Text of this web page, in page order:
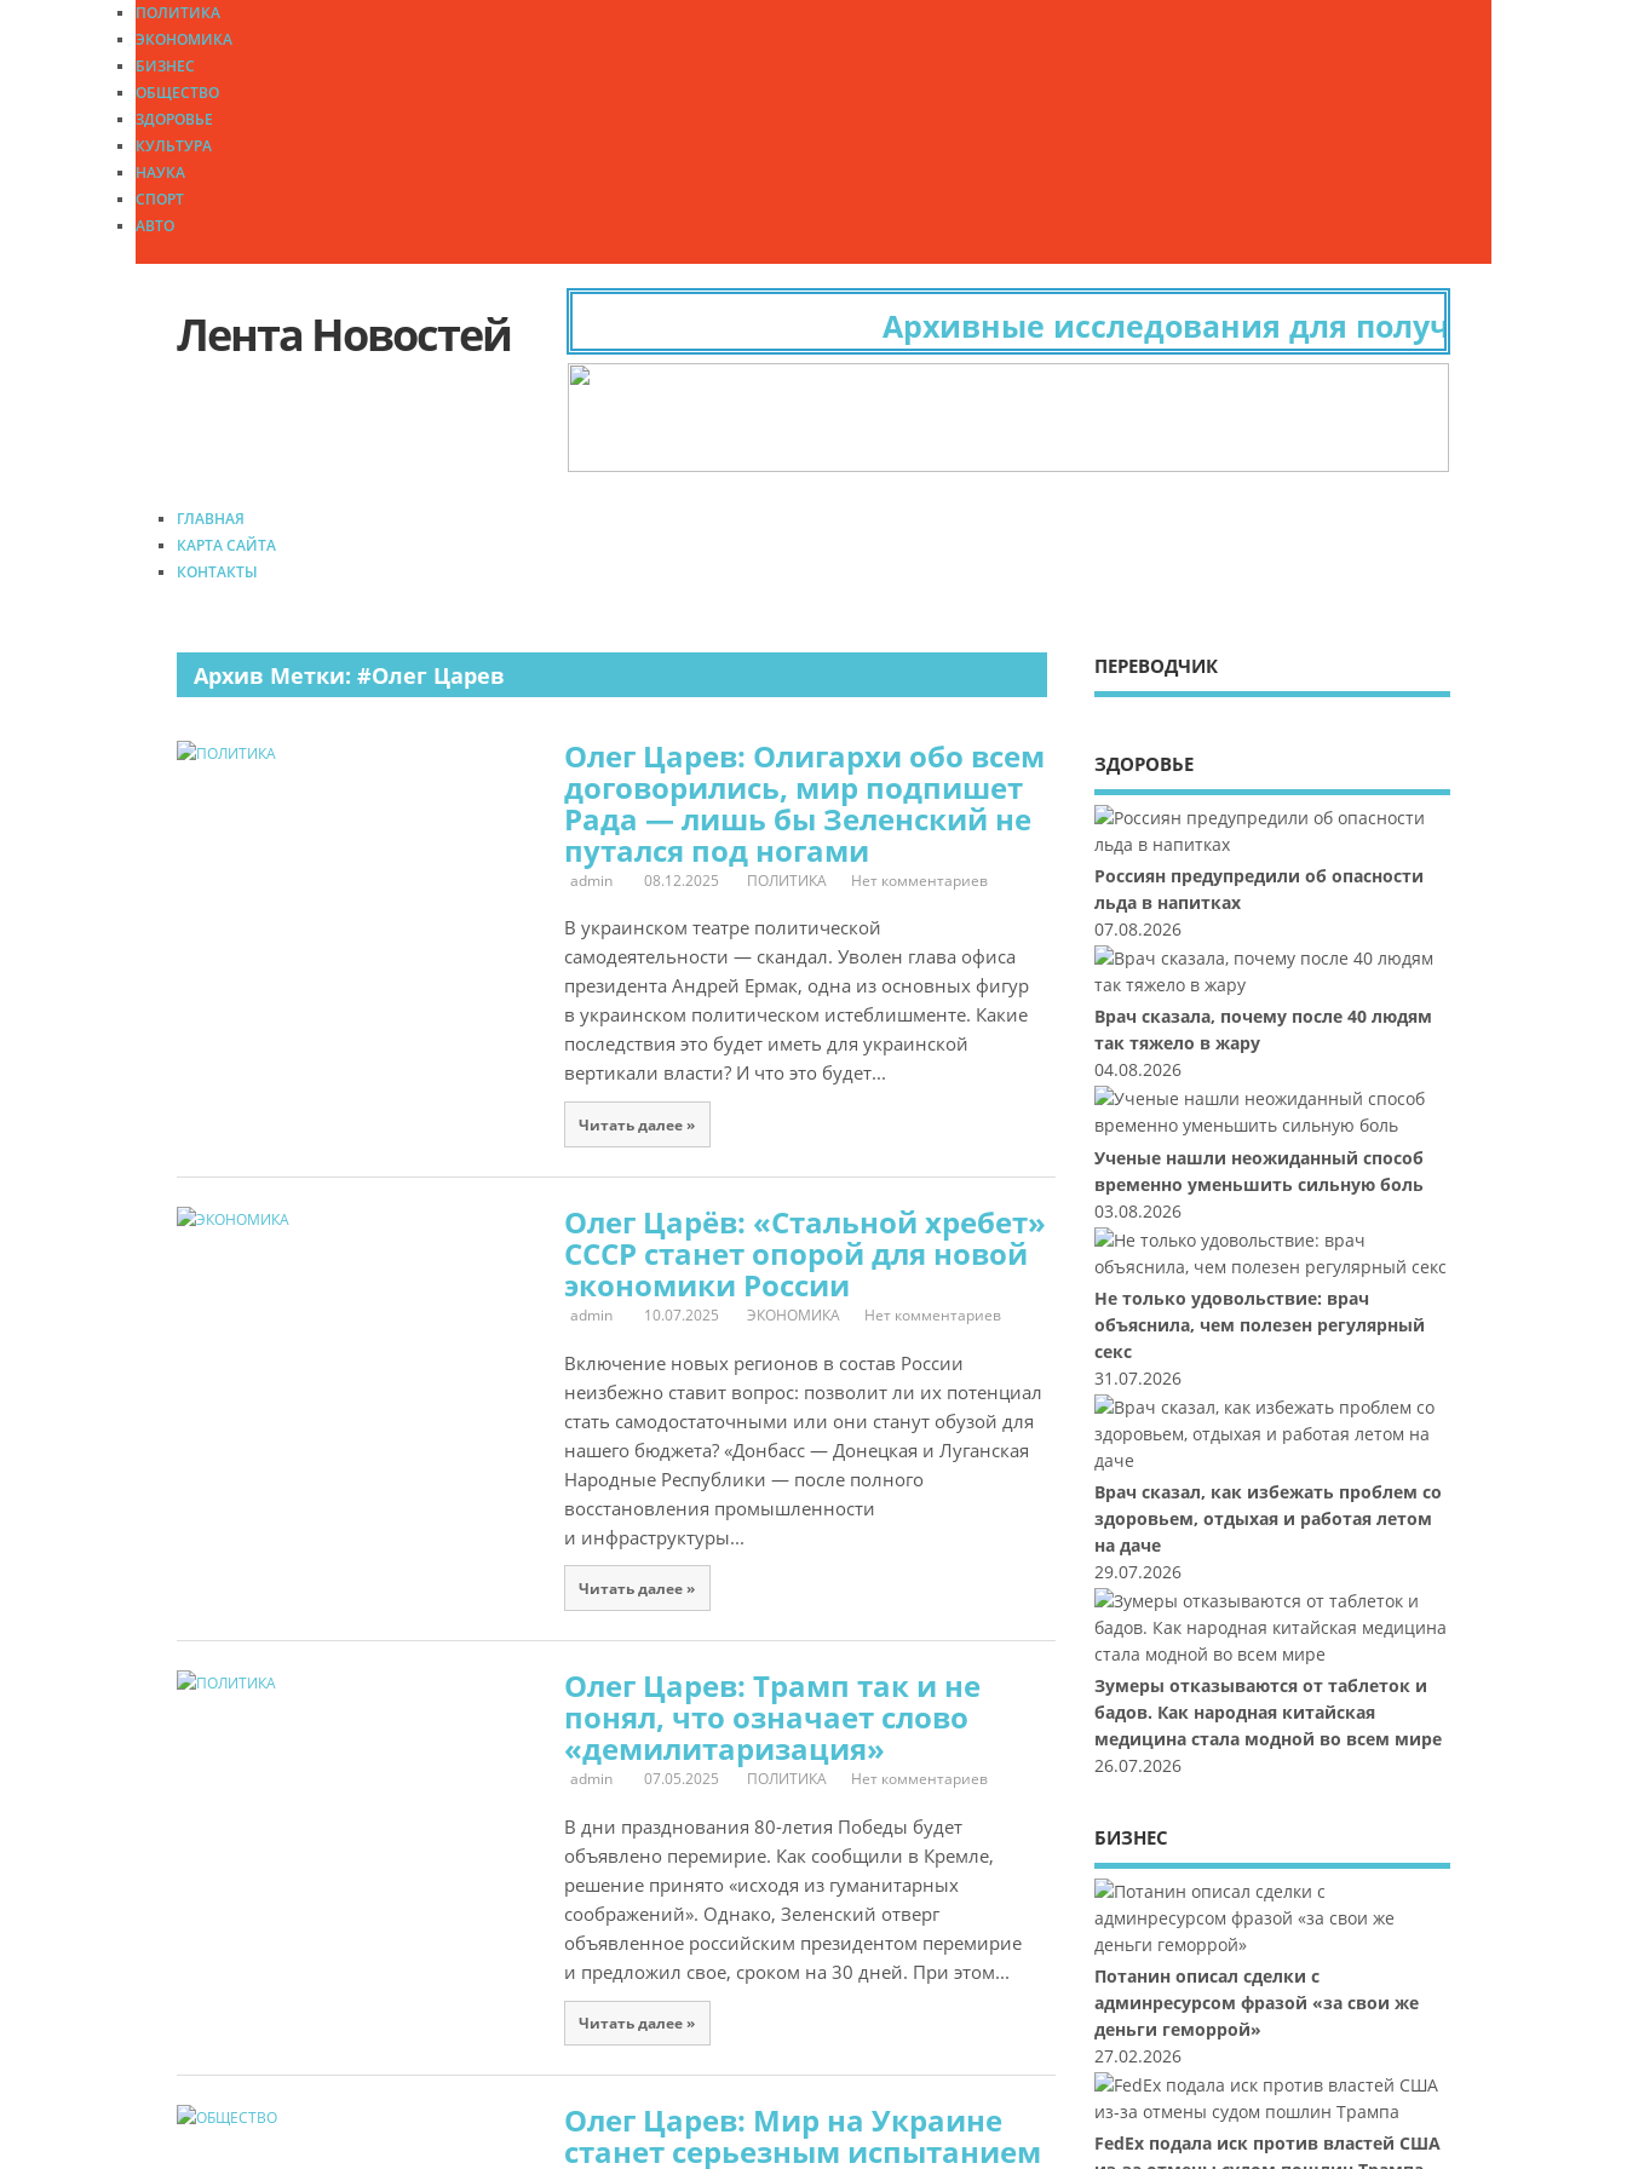
ПОЛИТИКА
ЭКОНОМИКА
БИЗНЕС
ОБЩЕСТВО
ЗДОРОВЬЕ
КУЛЬТУРА
НАУКА
СПОРТ
АВТО
Лента Новостей Архивные исследования для получения
ГЛАВНАЯ
КАРТА САЙТА
КОНТАКТЫ
Архив Метки: #Олег Царев
Олег Царев: Олигархи обо всем
договорились, мир подпишет
Рада — лишь бы Зеленский не
путался под ногами
admin 08.12.2025 ПОЛИТИКА Нет комментариев
В украинском театре политической
самодеятельности — скандал. Уволен глава офиса
президента Андрей Ермак, одна из основных фигур
в украинском политическом истеблишменте. Какие
последствия это будет иметь для украинской
вертикали власти? И что это будет...
Читать далее »
Олег Царёв: «Стальной хребет»
СССР станет опорой для новой
экономики России
admin 10.07.2025 ЭКОНОМИКА Нет комментариев
Включение новых регионов в состав России
неизбежно ставит вопрос: позволит ли их потенциал
стать самодостаточными или они станут обузой для
нашего бюджета? «Донбасс — Донецкая и Луганская
Народные Республики — после полного
восстановления промышленности
и инфраструктуры...
Читать далее »
Олег Царев: Трамп так и не
понял, что означает слово
«демилитаризация»
admin 07.05.2025 ПОЛИТИКА Нет комментариев
В дни празднования 80-летия Победы будет
объявлено перемирие. Как сообщили в Кремле,
решение принято «исходя из гуманитарных
соображений». Однако, Зеленский отверг
объявленное российским президентом перемирие
и предложил свое, сроком на 30 дней. При этом...
Читать далее »
Олег Царев: Мир на Украине
станет серьезным испытанием
ПЕРЕВОДЧИК
ЗДОРОВЬЕ
Россиян предупредили об опасности
льда в напитках
07.08.2026
Врач сказала, почему после 40 людям
так тяжело в жару
04.08.2026
Ученые нашли неожиданный способ
временно уменьшить сильную боль
03.08.2026
Не только удовольствие: врач
объяснила, чем полезен регулярный
секс
31.07.2026
Врач сказал, как избежать проблем со
здоровьем, отдыхая и работая летом
на даче
29.07.2026
Зумеры отказываются от таблеток и
бадов. Как народная китайская
медицина стала модной во всем мире
26.07.2026
БИЗНЕС
Потанин описал сделки с
админресурсом фразой «за свои же
деньги геморрой»
27.02.2026
FedEx подала иск против властей США